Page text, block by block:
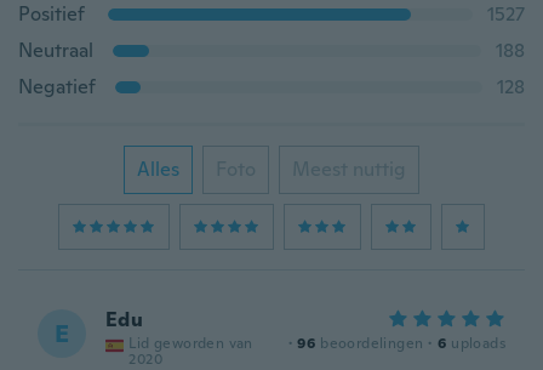
Positief
1527
Neutraal
188
Negatief
128
Alles Foto Meest nuttig
E Edu
Lid geworden van
2020
· 96 beoordelingen · 6 uploads